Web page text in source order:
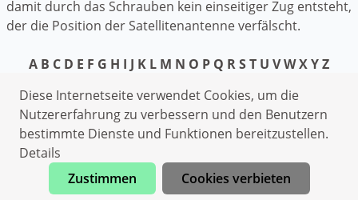
damit durch das Schrauben kein einseitiger Zug entsteht,
der die Position der Satellitenantenne verfälscht.
A B C D E F G H I J K L M N O P Q RST U VWXYZ
Datenschutzerklärung
Impressum
Rohrreinigung Gersdorf
Elektriker Gersdorf
Heizungsnotdienst Gersdorf
Jetzt anrufen
Diese Internetseite verwendet Cookies, um die
Nutzererfahrung zu verbessern und den Benutzern
bestimmte Dienste und Funktionen bereitzustellen.
Details
Zustimmen
Cookies verbieten